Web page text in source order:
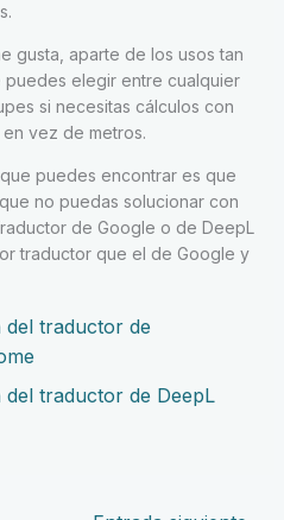
gusta, aparte de los usos tan
elegir entre cualquier
si necesitas cálculos con
vez de metros.
puedes encontrar es que
no puedas solucionar con
de Google o de DeepL
traductor que el de Google y
del traductor de
del traductor de DeepL